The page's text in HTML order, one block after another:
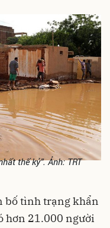
thế kỷ”. Ảnh: TRT
bố tình trạng khẩn
hơn 21.000 người